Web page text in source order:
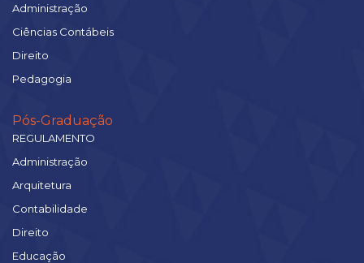
Administração
Ciências Contábeis
Direito
Pedagogia
Pós-Graduação
REGULAMENTO
Administração
Arquitetura
Contabilidade
Direito
Educação